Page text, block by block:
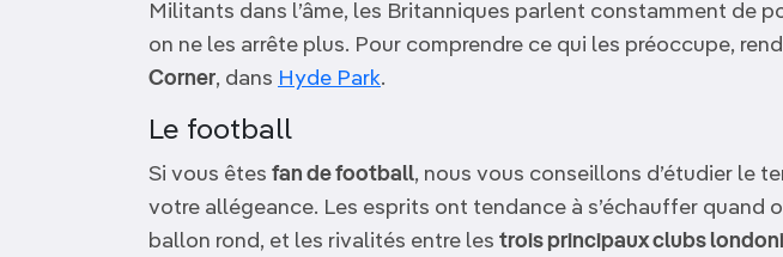
Militants dans l’âme, les Britanniques parlent constamment de
on ne les arrête plus. Pour comprendre ce qui les préoccupe,
Corner, dans Hyde Park.
Le football
Si vous êtes fan de football, nous vous conseillons d’étudier le
votre allégeance. Les esprits ont tendance à s’échauffer quand
ballon rond, et les rivalités entre les trois principaux clubs